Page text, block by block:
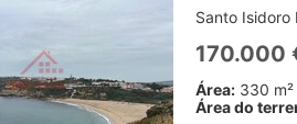
Santo Isidoro
170.000
Área: 330 m²
Área do